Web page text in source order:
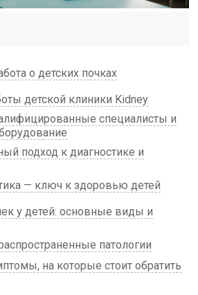
о детских почках
детской клиники Kidney
специалисты и
подход к диагностике и
— ключ к здоровью детей
у детей: основные виды и
патологии
на которые стоит обратить